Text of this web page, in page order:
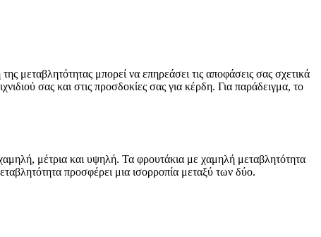
μεταβλητότητας μπορεί να επηρεάσει τις αποφάσεις σας σχετικά
σας και στις προσδοκίες σας για κέρδη. Για παράδειγμα, το
μέτρια και υψηλή. Τα φρουτάκια με χαμηλή μεταβλητότητα
προσφέρει μια ισορροπία μεταξύ των δύο.